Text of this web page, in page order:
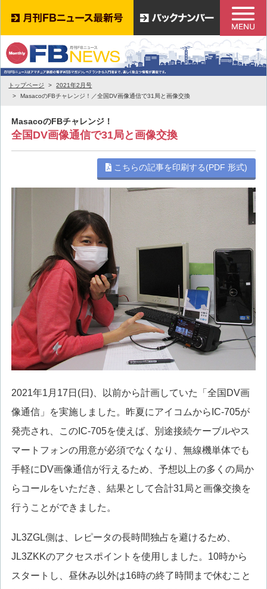
トップページ
2021年2月号
MasacoのFBチャレンジ！／全国DV画像通信で31局と画像交換
MasacoのFBチャレンジ！
全国DV画像通信で31局と画像交換
こちらの記事を印刷する(PDF 形式)
2021年1月17日(日)、以前から計画していた「全国DV画
像通信」を実施しました。昨夏にアイコムからIC-705が
発売され、このIC-705を使えば、別途接続ケーブルやス
マートフォンの用意が必須でなくなり、無線機単体でも
手軽にDV画像通信が行えるため、予想以上の多くの局か
らコールをいただき、結果として合計31局と画像交換を
行うことができました。
JL3ZGL側は、レピータの長時間独占を避けるため、
JL3ZKKのアクセスポイントを使用しました。10時から
スタートし、昼休み以外は16時の終了時間まで休むこと